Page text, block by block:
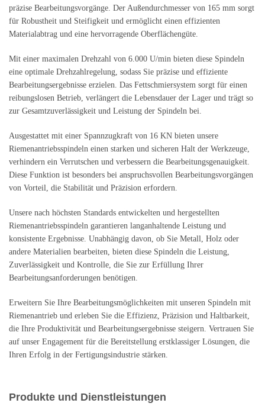
präzise Bearbeitungsvorgänge. Der Außendurchmesser von 165 mm sorgt
für Robustheit und Steifigkeit und ermöglicht einen effizienten
Materialabtrag und eine hervorragende Oberflächengüte.
Mit einer maximalen Drehzahl von 6.000 U/min bieten diese Spindeln
eine optimale Drehzahlregelung, sodass Sie präzise und effiziente
Bearbeitungsergebnisse erzielen. Das Fettschmiersystem sorgt für einen
reibungslosen Betrieb, verlängert die Lebensdauer der Lager und trägt so
zur Gesamtzuverlässigkeit und Leistung der Spindeln bei.
Ausgestattet mit einer Spannzugkraft von 16 KN bieten unsere
Riemenantriebsspindeln einen starken und sicheren Halt der Werkzeuge,
verhindern ein Verrutschen und verbessern die Bearbeitungsgenauigkeit.
Diese Funktion ist besonders bei anspruchsvollen Bearbeitungsvorgängen
von Vorteil, die Stabilität und Präzision erfordern.
Unsere nach höchsten Standards entwickelten und hergestellten
Riemenantriebsspindeln garantieren langanhaltende Leistung und
konsistente Ergebnisse. Unabhängig davon, ob Sie Metall, Holz oder
andere Materialien bearbeiten, bieten diese Spindeln die Leistung,
Zuverlässigkeit und Kontrolle, die Sie zur Erfüllung Ihrer
Bearbeitungsanforderungen benötigen.
Erweitern Sie Ihre Bearbeitungsmöglichkeiten mit unseren Spindeln mit
Riemenantrieb und erleben Sie die Effizienz, Präzision und Haltbarkeit,
die Ihre Produktivität und Bearbeitungsergebnisse steigern. Vertrauen Sie
auf unser Engagement für die Bereitstellung erstklassiger Lösungen, die
Ihren Erfolg in der Fertigungsindustrie stärken.
Produkte und Dienstleistungen